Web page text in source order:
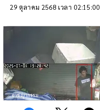
29 ตุลาคม 2568 เวลา 02:15:00
อาชญากรรม